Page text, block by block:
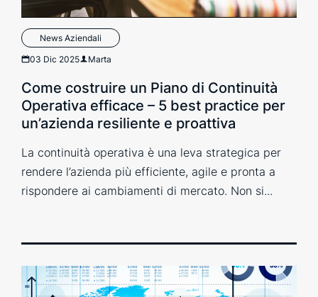
News Aziendali
03 Dic 2025 Marta
Come costruire un Piano di Continuità
Operativa efficace – 5 best practice per
un’azienda resiliente e proattiva
La continuità operativa è una leva strategica per
rendere l’azienda più efficiente, agile e pronta a
rispondere ai cambiamenti di mercato. Non si...